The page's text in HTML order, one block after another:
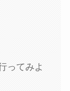
ってみよ